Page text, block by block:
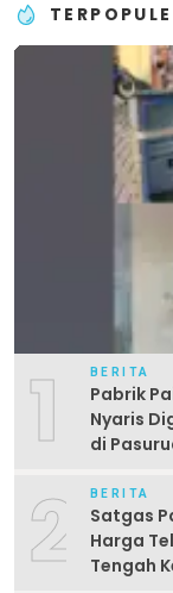
1 BERITA
Pabrik
Nyaris
di
2 BERITA
Satgas
Harga
Tengah